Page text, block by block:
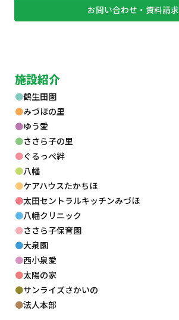
お問い合わせ・資料請求
施設紹介
鶴生田園
みづほの里
ゆう愛
ささら子の里
ぐるっぺ絆
八幡
ケアハウスたかちほ
太田セントラルキッチンみづほ
八幡クリニック
ささら子保育園
大泉園
西小泉愛
太陽の家
サンライズさかいの
法人本部